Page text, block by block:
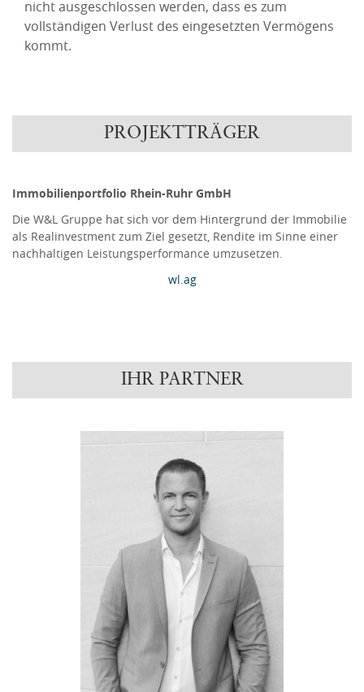
nicht ausgeschlossen werden, dass es zum
vollständigen Verlust des eingesetzten Vermögens
kommt.
PROJEKTTRÄGER
Immobilienportfolio Rhein-Ruhr GmbH
Die W&L Gruppe hat sich vor dem Hintergrund der Immobilie
als Realinvestment zum Ziel gesetzt, Rendite im Sinne einer
nachhaltigen Leistungsperformance umzusetzen.
wl.ag
IHR PARTNER